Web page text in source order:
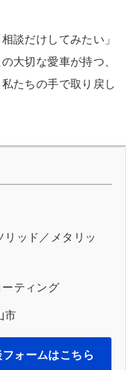
談だけしてみたい」
大切な愛車が持つ、
たちの手で取り戻し
リッド／メタリッ
ティング
市
ォームはこちら